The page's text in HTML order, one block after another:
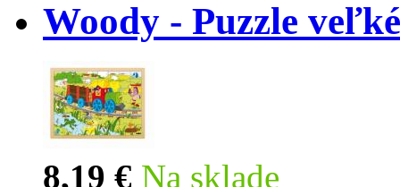
Woody - Puzzle
8,19 € Na sklade